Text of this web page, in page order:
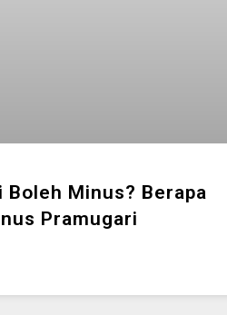
Boleh Minus? Berapa
Pramugari